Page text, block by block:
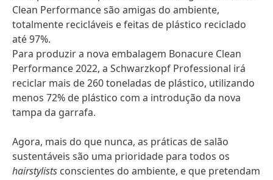
Clean Performance são amigas do ambiente,
totalmente recicláveis e feitas de plástico reciclado
até 97%.
Para produzir a nova embalagem Bonacure Clean
Performance 2022, a Schwarzkopf Professional irá
reciclar mais de 260 toneladas de plástico, utilizando
menos 72% de plástico com a introdução da nova
tampa da garrafa.
Agora, mais do que nunca, as práticas de salão
sustentáveis são uma prioridade para todos os
hairstylists conscientes do ambiente, e que pretendam